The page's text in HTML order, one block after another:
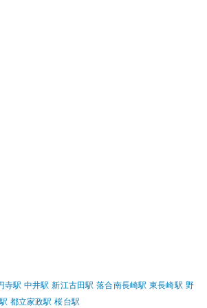
寺駅 中井駅 新江古田駅 落合南長崎駅 東長崎駅 野
都立家政駅 桜台駅